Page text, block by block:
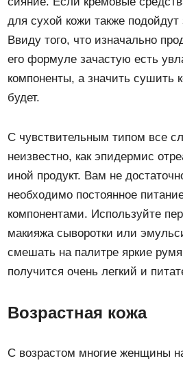
для сухой кожи также
Ввиду того, что изначально
его формуле зачастую есть
компоненты, а значить сушить
будет.
С чувствительным типом все
неизвестно, как эпидермис
иной продукт. Вам не
необходимо постоянное
компонентами. Используйте
макияжа сыворотки или
смешать на палитре яркие
получится очень легкий и
Возрастная кожа
С возрастом многие женщины